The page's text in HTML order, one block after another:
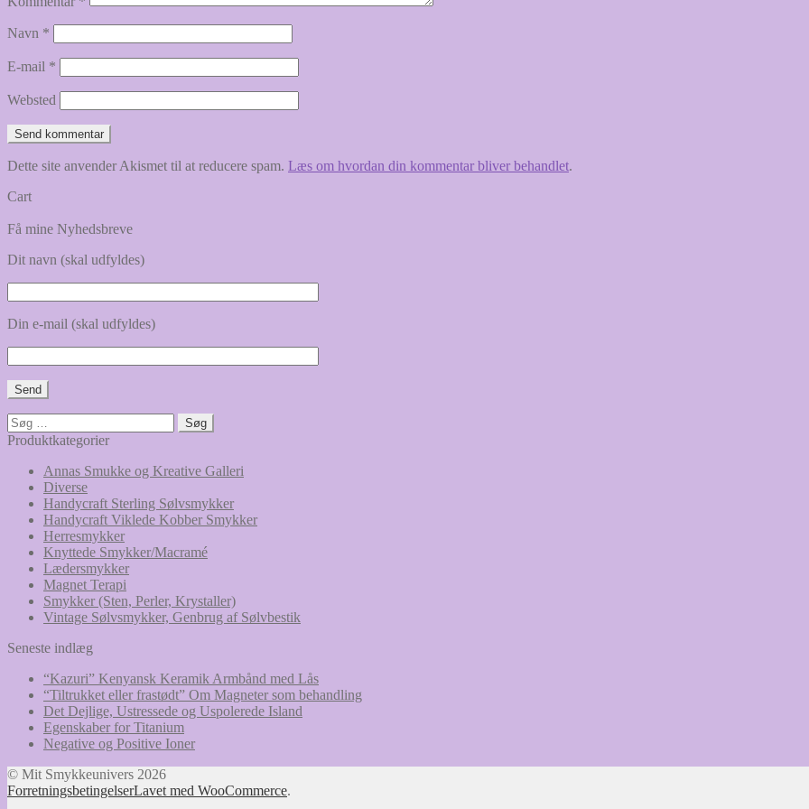
Navn *
E-mail *
Websted
Dette site anvender Akismet til at reducere spam. Læs om hvordan din kommentar bliver behandlet.
Cart
Få mine Nyhedsbreve
Dit navn (skal udfyldes)
Din e-mail (skal udfyldes)
Søg
efter:
Produktkategorier
Annas Smukke og Kreative Galleri
Diverse
Handycraft Sterling Sølvsmykker
Handycraft Viklede Kobber Smykker
Herresmykker
Knyttede Smykker/Macramé
Lædersmykker
Magnet Terapi
Smykker (Sten, Perler, Krystaller)
Vintage Sølvsmykker, Genbrug af Sølvbestik
Seneste indlæg
“Kazuri” Kenyansk Keramik Armbånd med Lås
“Tiltrukket eller frastødt” Om Magneter som behandling
Det Dejlige, Ustressede og Uspolerede Island
Egenskaber for Titanium
Negative og Positive Ioner
© Mit Smykkeunivers 2026
ForretningsbetingelserLavet med WooCommerce.